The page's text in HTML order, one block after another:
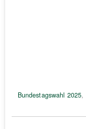
Bundestagswahl 2025,